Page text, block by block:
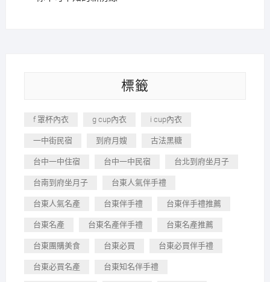
標籤
f 罩杯內衣 g cup內衣 i cup內衣
一中街民宿 到府月嫂 古法黑糖
台中一中住宿 台中一中民宿 台北到府坐月子
台南到府坐月子 台東人氣伴手禮
台東人氣名產 台東伴手禮 台東伴手禮推薦
台東名產 台東名產伴手禮 台東名產推薦
台東團購美食 台東必買 台東必買伴手禮
台東必買名產 台東知名伴手禮